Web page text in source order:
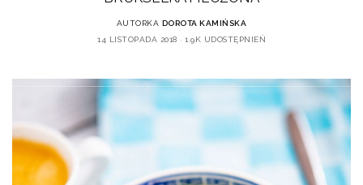
AUTORKA DOROTA KAMIŃSKA
14 LISTOPADA 2018
1.9K UDOSTĘPNIEŃ